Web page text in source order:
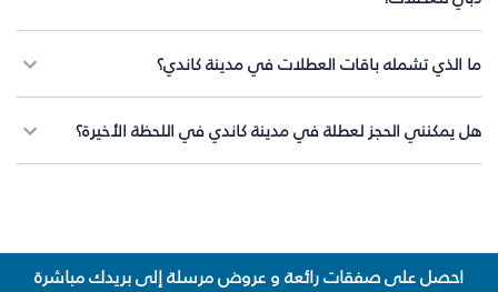
ما الذي تشمله باقات العطلات في مدينة كاندي؟
هل يمكنني الحجز لعطلة في مدينة كاندي في اللحظة الأخيرة؟
احصل على صفقات رائعة و عروض مرسلة إلى بريدك مباشرة